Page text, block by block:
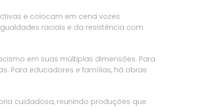
e colocam em cena vozes
raciais e da resistência com
em suas múltiplas dimensões. Para
Para educadores e famílias, há obras
cuidadosa, reunindo produções que